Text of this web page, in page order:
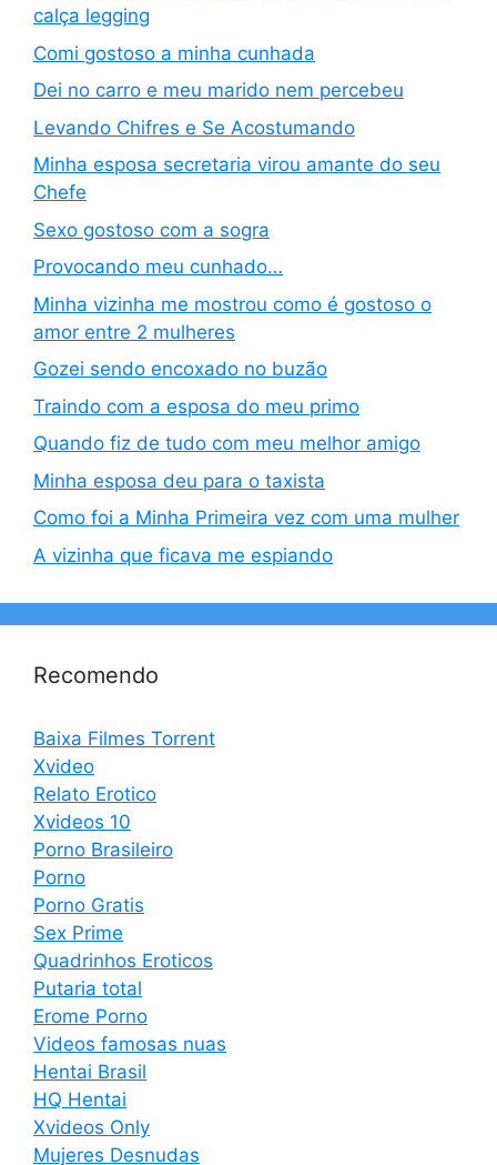
calça legging
Comi gostoso a minha cunhada
Dei no carro e meu marido nem percebeu
Levando Chifres e Se Acostumando
Minha esposa secretaria virou amante do seu
Chefe
Sexo gostoso com a sogra
Provocando meu cunhado…
Minha vizinha me mostrou como é gostoso o
amor entre 2 mulheres
Gozei sendo encoxado no buzão
Traindo com a esposa do meu primo
Quando fiz de tudo com meu melhor amigo
Minha esposa deu para o taxista
Como foi a Minha Primeira vez com uma mulher
A vizinha que ficava me espiando
Recomendo
Baixa Filmes Torrent
Xvideo
Relato Erotico
Xvideos 10
Porno Brasileiro
Porno
Porno Gratis
Sex Prime
Quadrinhos Eroticos
Putaria total
Erome Porno
Videos famosas nuas
Hentai Brasil
HQ Hentai
Xvideos Only
Mujeres Desnudas